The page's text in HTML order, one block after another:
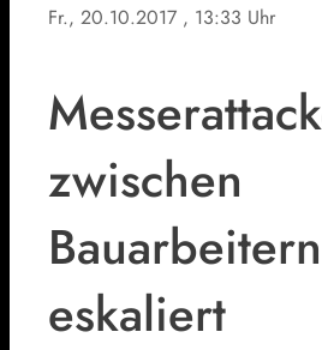
Fr., 20.10.2017 , 13:33 Uhr
zwischen
Bauarbeitern
eskaliert